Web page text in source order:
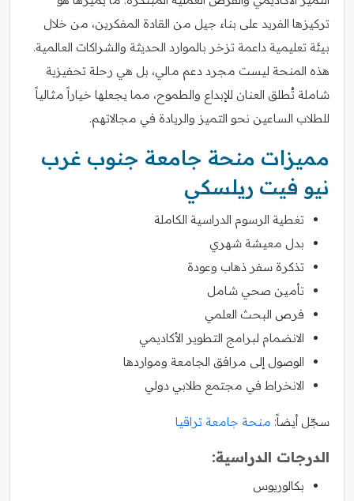
تركيزها الفريد على بناء جيل من القادة المفكرين، من خلال
بيئة تعليمية داعمة تزخر بالموارد الحديثة والشراكات العالمية.
هذه المنحة ليست مجرد دعم مالي، بل هي رحلة تحفيزية
شاملة تُطلق العنان للإبداع والطموح، مما يجعلها خياراً مثالياً
للطلاب الساعين نحو التميز والريادة في مجالاتهم.
مميزات منحة جامعة جنوب غرب
نيو فيت ريلسكي
تغطية الرسوم الدراسية الكاملة
بدل معيشة شهري
تذكرة سفر ذهاب وعودة
تأمين صحي شامل
فرص البحث العلمي
الانضمام لبرامج التطوير الأكاديمي
الوصول إلى مرافق الجامعة ومواردها
الانخراط في مجتمع طلابي دولي
سجّل أيضاً: منحة جامعة تراقيا
الدرجات الدراسية:
بكالوريوس